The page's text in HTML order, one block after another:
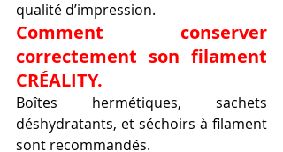
qualité d’impression.
Comment conserver
correctement son filament
CRÉALITY.
Boîtes hermétiques, sachets
déshydratants, et séchoirs à filament
sont recommandés.